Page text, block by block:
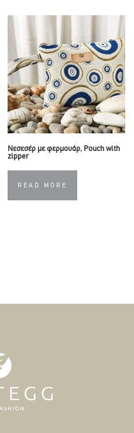
Νεσεσέρ με φερμουάρ, Pouch with
zipper
READ MORE